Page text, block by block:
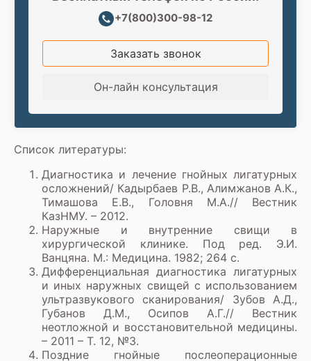
+7(800)300-98-12
Заказать звонок
Он-лайн консультация
Список литературы:
Диагностика и лечение гнойных лигатурных
осложнений/ Кадырбаев Р.В., Алимжанов А.К.,
Тимашова Е.В., Головня М.А.// Вестник
КазНМУ. – 2012.
Наружные и внутренние свищи в
хирургической клинике. Под ред. Э.И.
Ванцяна. М.: Медицина. 1982; 264 с.
Дифференциальная диагностика лигатурных
и иных наружных свищей с использованием
ультразвукового сканирования/ Зубов А.Д.,
Губанов Д.М., Осипов А.Г.// Вестник
неотложной и восстановительной медицины.
– 2011 – Т. 12, №3.
Поздние гнойные послеоперационные